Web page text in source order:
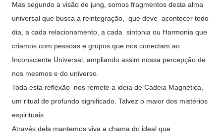
Mas segundo a visão de jung, somos fragmentos desta alma
universal que busca a reintegração, que deve acontecer todo
dia, a cada relacionamento, a cada sintonia ou Harmonia que
criamos com pessoas e grupos que nos conectam ao
Inconsciente Universal, ampliando assim nossa percepção de
nos mesmos e do universo.
Toda esta reflexão nos remete a ideia de Cadeia Magnética,
um ritual de profundo significado. Talvez o maior dos mistérios
espirituais.
Através dela mantemos viva a chama do ideal que